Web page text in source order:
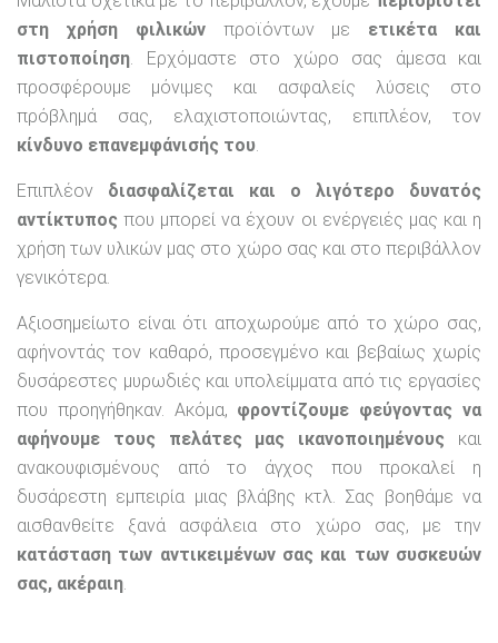
στη χρήση φιλικώνπροϊόντων με ετικέτα και
πιστοποίηση. Ερχόμαστε στο χώρο σας άμεσα και
προσφέρουμε μόνιμες και ασφαλείς λύσεις στο
πρόβλημά σας, ελαχιστοποιώντας, επιπλέον, τον
κίνδυνο επανεμφάνισής του.
Επιπλέον διασφαλίζεται και ο λιγότερο δυνατός
αντίκτυπος που μπορεί να έχουν οι ενέργειές μας και η
χρήση των υλικών μας στο χώρο σας και στο περιβάλλον
γενικότερα.
Αξιοσημείωτο είναι ότι αποχωρούμε από το χώρο σας,
αφήνοντάς τον καθαρό, προσεγμένο και βεβαίως χωρίς
δυσάρεστες μυρωδιές και υπολείμματα από τις εργασίες
που προηγήθηκαν. Ακόμα, φροντίζουμε φεύγοντας να
αφήνουμε τους πελάτες μας ικανοποιημένους και
ανακουφισμένους από το άγχος που προκαλεί η
δυσάρεστη εμπειρία μιας βλάβης κτλ. Σας βοηθάμε να
αισθανθείτε ξανά ασφάλεια στο χώρο σας, με την
κατάσταση των αντικειμένων σας και των συσκευών
σας, ακέραιη.